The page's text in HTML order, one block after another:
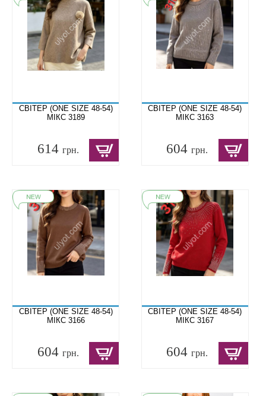
СВІТЕР (ONE SIZE 48-54)
МІКС 3189
614 грн.
СВІТЕР (ONE SIZE 48-54)
МІКС 3163
604грн.
СВІТЕР (ONE SIZE 48-54)
МІКС 3166
604 грн.
СВІТЕР (ONE SIZE 48-54)
МІКС 3167
604грн.